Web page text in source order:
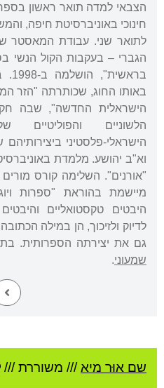
הצבאי למדה תואר ראשון
חינוכי באוניברסיטת חיפה,
לתואר שני. עבודת המאסטר
הגברי – בעקבות הקול הנשי
באותו החוג, שכותרתה "הזר
הישראלית החדשה", שבה
הלשוניים והפוליטיים
הישראלי-פלסטיני ביצירותיהם
וא"ב יהושע. מלמדת
"אורנים". השלימה קורס
מיישמת בהוראת "ספרות
היבטים טקסטואליים
לדיוק ולזיכוך, הן במילה
גם את יצירתה הספרותית. בת
שמעוני.
שם אוּר מיא /// משוררת ///